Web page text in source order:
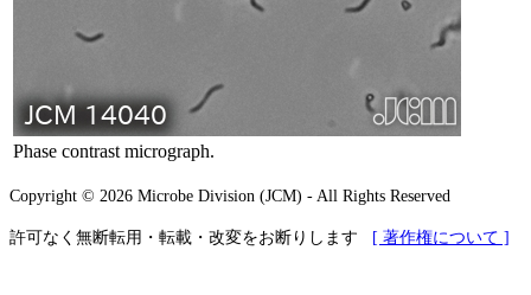
Phase contrast micrograph.
Copyright © 2026 Microbe Division (JCM) - All Rights Reserved
許可なく無断転用・転載・改変をお断りします [ 著作権について ]